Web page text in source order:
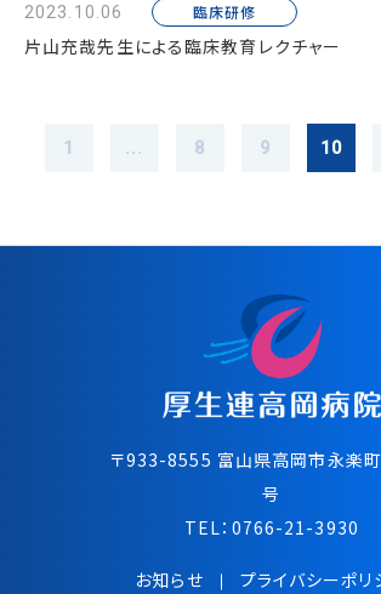
2023.10.06 臨床研修
片山充哉先生による臨床教育レクチャー
1 ... 8 9 10
〒933-8555 富⼭県⾼岡市永楽
号
TEL： 0766-21-3930
お知らせ プライバシーポリ